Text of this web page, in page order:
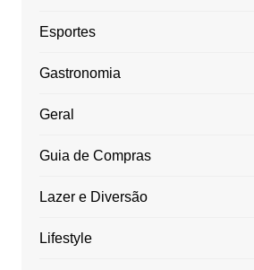
Esportes
Gastronomia
Geral
Guia de Compras
Lazer e Diversão
Lifestyle